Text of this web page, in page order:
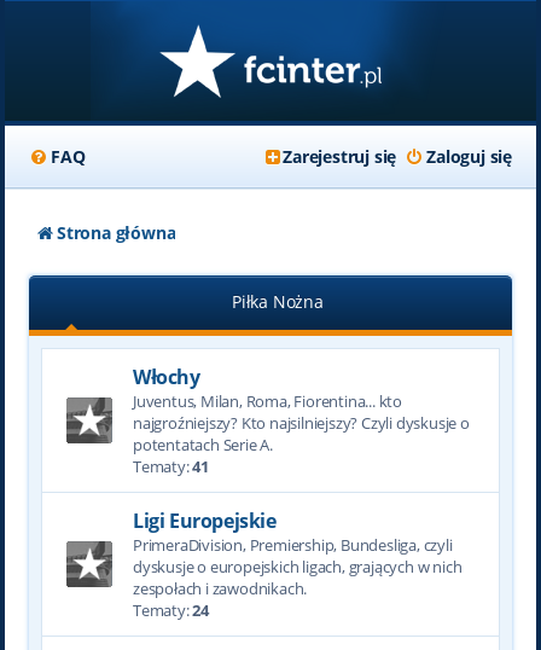
FAQ Zaloguj się
Zarejestruj się
Strona główna
Piłka Nożna
Włochy
Juventus, Milan, Roma, Fiorentina... kto
najgroźniejszy? Kto najsilniejszy? Czyli dyskusje o
potentatach Serie A.
Tematy:41
Ligi Europejskie
PrimeraDivision, Premiership, Bundesliga, czyli
dyskusje o europejskich ligach, grających w nich
zespołach i zawodnikach.
Tematy:24